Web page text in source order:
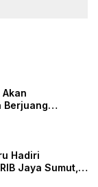
Akan
Berjuang
Hadiri
Jaya Sumut,